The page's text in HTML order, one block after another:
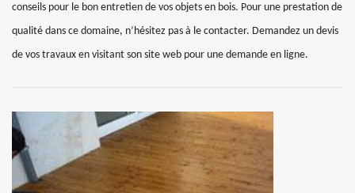
conseils pour le bon entretien de vos objets en bois. Pour une prestation de
qualité dans ce domaine, n’hésitez pas à le contacter. Demandez un devis
de vos travaux en visitant son site web pour une demande en ligne.